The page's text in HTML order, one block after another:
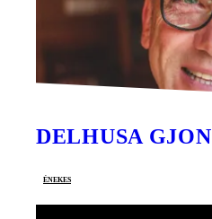
DELHUSA GJON
énekes